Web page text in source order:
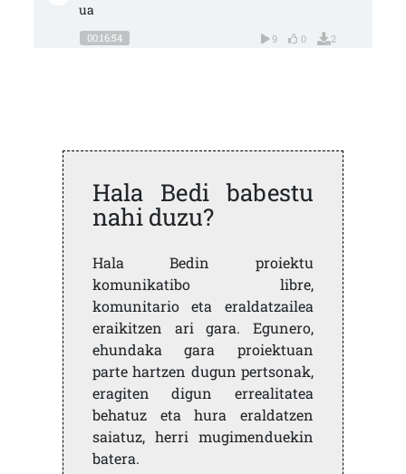
ua
00:16:54 9 0 2
Hala Bedi babestu
nahi duzu?
Hala Bedin proiektu
komunikatibo libre,
komunitario eta eraldatzailea
eraikitzen ari gara. Egunero,
ehundaka gara proiektuan
parte hartzen dugun pertsonak,
eragiten digun errealitatea
behatuz eta hura eraldatzen
saiatuz, herri mugimenduekin
batera.